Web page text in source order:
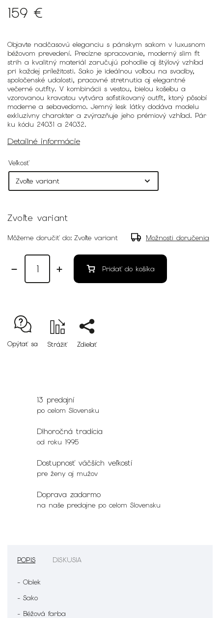
159 €
Objavte nadčasovú eleganciu s pánskym sakom v luxusnom
béžovom prevedení. Precízne spracovanie, moderný slim fit
strih a kvalitný materiál zaručujú pohodlie aj štýlový vzhľad
pri každej príležitosti. Sako je ideálnou voľbou na svadby,
spoločenské udalosti, pracovné stretnutia aj elegantné
večerné outfity. V kombinácii s vestou, bielou košeľou a
vzorovanou kravatou vytvára sofistikovaný outfit, ktorý pôsobí
moderne a sebavedomo. Jemný lesk látky dodáva modelu
exkluzívny charakter a zvýrazňuje jeho prémiový vzhľad. Pár
ku kódu 24031 a 24032.
Detailné informácie
Veľkosť
Zvoľte variant
Môžeme doručiť do: Zvoľte variant Možnosti doručenia
Pridať do košíka
Opýtať sa Strážiť Zdieľať
13 predajní
po celom Slovensku
Dlhoročná tradícia
od roku 1995
Dostupnosť väčších veľkostí
pre ženy aj mužov
Doprava zadarmo
na naše predajne po celom Slovensku
POPIS DISKUSIA
- Oblek
- Sako
- Béžová farba